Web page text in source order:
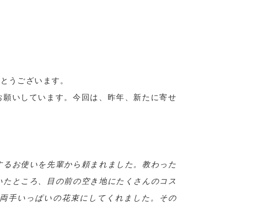
うございます。
いしています。今回は、昨年、新たに寄せ
お使いを先輩から頼まれました。教わった
ところ、目の前の空き地にたくさんのコス
手いっぱいの花束にしてくれました。その